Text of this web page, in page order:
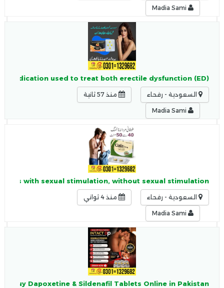
medication used to treat both erectile dysfunction (ED)
السعودية - رفحاء منذ 57 ثانية
with sexual stimulation, without sexual stimulation,
السعودية - رفحاء منذ 4 ثواني
Buy Dapoxetine & Sildenafil Tablets Online in Pakistan,